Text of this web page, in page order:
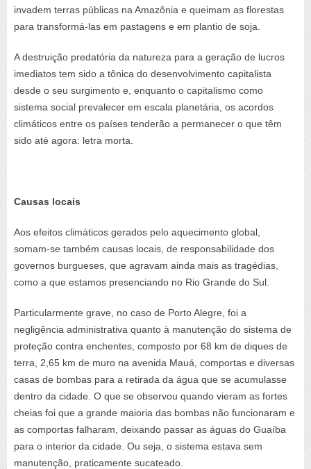
invadem terras públicas na Amazônia e queimam as florestas
para transformá-las em pastagens e em plantio de soja.
A destruição predatória da natureza para a geração de lucros
imediatos tem sido a tônica do desenvolvimento capitalista
desde o seu surgimento e, enquanto o capitalismo como
sistema social prevalecer em escala planetária, os acordos
climáticos entre os países tenderão a permanecer o que têm
sido até agora: letra morta.
Causas locais
Aos efeitos climáticos gerados pelo aquecimento global,
somam-se também causas locais, de responsabilidade dos
governos burgueses, que agravam ainda mais as tragédias,
como a que estamos presenciando no Rio Grande do Sul.
Particularmente grave, no caso de Porto Alegre, foi a
negligência administrativa quanto à manutenção do sistema de
proteção contra enchentes, composto por 68 km de diques de
terra, 2,65 km de muro na avenida Mauá, comportas e diversas
casas de bombas para a retirada da água que se acumulasse
dentro da cidade. O que se observou quando vieram as fortes
cheias foi que a grande maioria das bombas não funcionaram e
as comportas falharam, deixando passar as águas do Guaíba
para o interior da cidade. Ou seja, o sistema estava sem
manutenção, praticamente sucateado.